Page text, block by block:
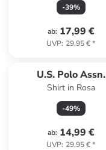
-39%
ab: 17,99 €
UVP: 29,95 €*
U.S. Polo Assn.
Shirt in Rosa
-49%
ab: 14,99 €
UVP: 29,95 €*